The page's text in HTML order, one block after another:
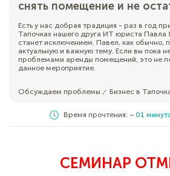
снять помещение и не
Есть у нас добрая традиция - раз в год
Тапочках нашего друга ИТ юриста Павла
станет исключением. Павел, как обычно,
актуальную и важную тему. Если вы пока
проблемами аренды помещений, это не
данное мероприятие.
Обсуждаем проблемы ⁄ Бизнес в
Время прочтения: ~ 01
СЕМИНАР